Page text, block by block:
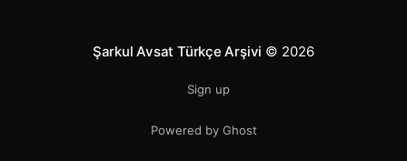
Şarkul Avsat Türkçe Arşivi © 2026
Sign up
Powered by Ghost